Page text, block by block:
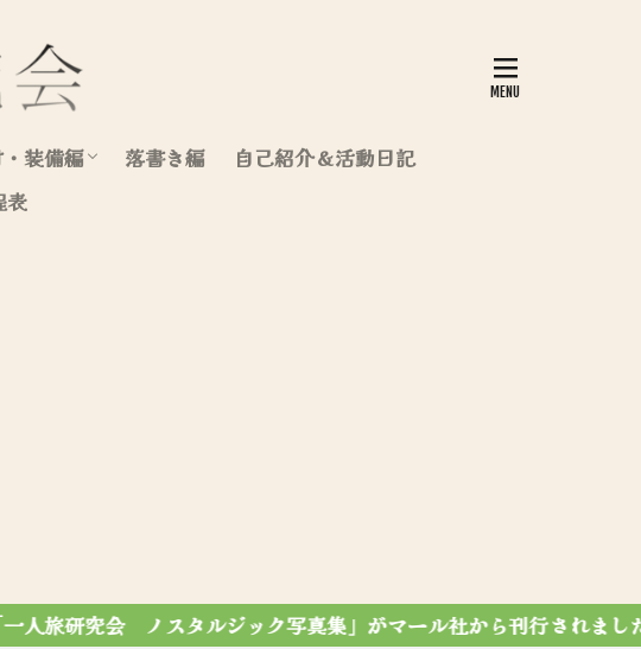
装備編
録
落書き編
自己紹介＆活動日記
表
真集」がマール社から刊行されました！令和7年12月7第4刷達成✨